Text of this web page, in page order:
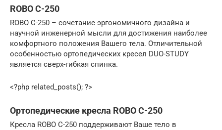
ROBO С-250
ROBO С-250 – сочетание эргономичного дизайна и
научной инженерной мысли для достижения наиболее
комфортного положения Вашего тела. Отличительной
особенностью ортопедических кресел DUO-STUDY
является сверх-гибкая спинка.
<?php related_posts(); ?>
Ортопедические кресла ROBO С-250
Кресла ROBO С-250 поддерживают Ваше тело в